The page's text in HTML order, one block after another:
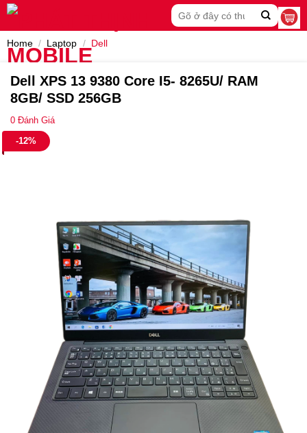
Skip
Search
for:
Home / Laptop / Dell
Dell XPS 13 9380 Core I5- 8265U/ RAM
8GB/ SSD 256GB
0 Đánh Giá
-12%